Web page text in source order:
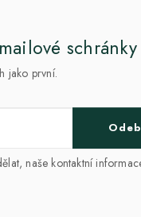
schránky
jako první.
naše kontaktní